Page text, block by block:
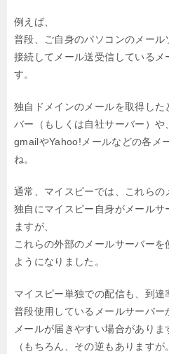
例えば、
普段、ご自身のパソコンのメール
接続してメール送受信している
す。
独自ドメインのメールを取得し
バー（もしくは自社サーバー）や、
gmailやYahoo!メールなどの各メ
ね。
通常、マイスピーでは、これらの
独自にマイスピー自身がメール
ますが、
これらの外部のメールサーバー
ようになりました。
マイスピー単独での配信も、到達
普段使用しているメールサーバー
メールが届きやすい場合がありま
（もちろん、その逆もありますが